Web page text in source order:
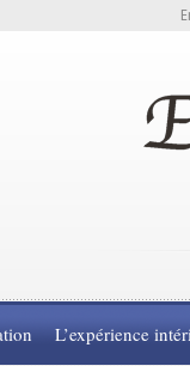
L’expérience